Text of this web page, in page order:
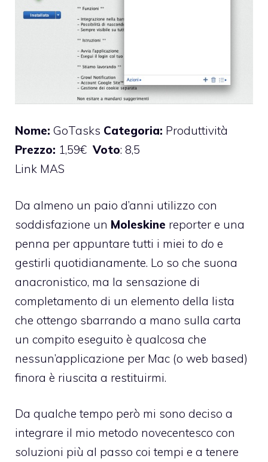
Nome: GoTasks Categoria: Produttività
Prezzo: 1,59€Voto: 8,5
Link MAS
Da almeno un paio d’anni utilizzo con
soddisfazione un Moleskine reporter e una
penna per appuntare tutti i miei to do e
gestirli quotidianamente. Lo so che suona
anacronistico, ma la sensazione di
completamento di un elemento della lista
che ottengo sbarrando a mano sulla carta
un compito eseguito è qualcosa che
nessun’applicazione per Mac (o web based)
finora è riuscita a restituirmi.
Da qualche tempo però mi sono deciso a
integrare il mio metodo novecentesco con
soluzioni più al passo coi tempi e a tenere